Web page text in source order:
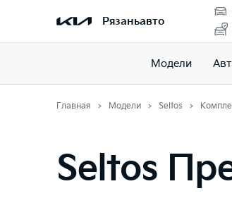
Рязаньавто
Модели
Главная Модели Seltos
Seltos